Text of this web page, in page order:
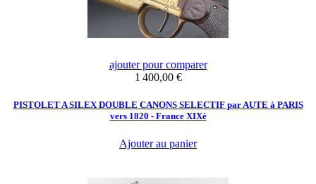
ajouter pour comparer
Prix
1 400,00 €
PISTOLET A SILEX DOUBLE CANONS SELECTIF par AUTE à PARIS
vers 1820 - France XIXè
Ajouter au panier